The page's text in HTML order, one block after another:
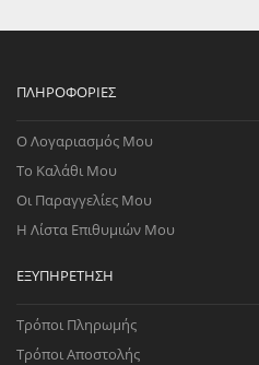
ΠΛΗΡΟΦΟΡΊΕΣ
Ο Λογαριασμός Μου
Το Καλάθι Μου
Οι Παραγγελίες Μου
Η Λίστα Επιθυμιών Μου
ΕΞΥΠΗΡΈΤΗΣΗ
Τρόποι Πληρωμής
Τρόποι Αποστολής